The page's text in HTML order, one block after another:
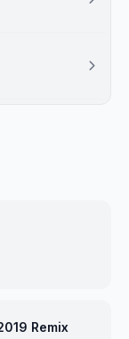
Remix